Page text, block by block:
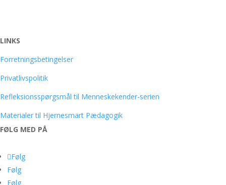
LINKS
Forretningsbetingelser
Privatlivspolitik
Refleksionsspørgsmål til Menneskekender-serien
Materialer til Hjernesmart Pædagogik
FØLG MED PÅ
Følg
Følg
Følg